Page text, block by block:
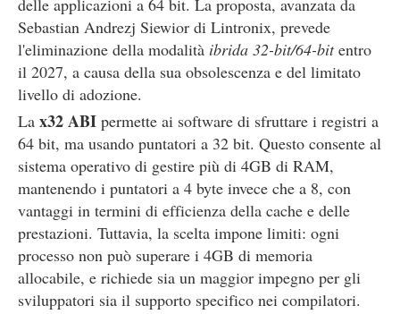
delle applicazioni a 64 bit. La proposta, avanzata da
Sebastian Andrezj Siewior di Lintronix, prevede
l'eliminazione della modalità ibrida 32-bit/64-bitentro
il 2027, a causa della sua obsolescenza e del limitato
livello di adozione.
La x32 ABI permette ai software di sfruttare i registri a
64 bit, ma usando puntatori a 32 bit. Questo consente al
sistema operativo di gestire più di 4GB di RAM,
mantenendo i puntatori a 4 byte invece che a 8, con
vantaggi in termini di efficienza della cache e delle
prestazioni. Tuttavia, la scelta impone limiti: ogni
processo non può superare i 4GB di memoria
allocabile, e richiede sia un maggior impegno per gli
sviluppatori sia il supporto specifico nei compilatori.